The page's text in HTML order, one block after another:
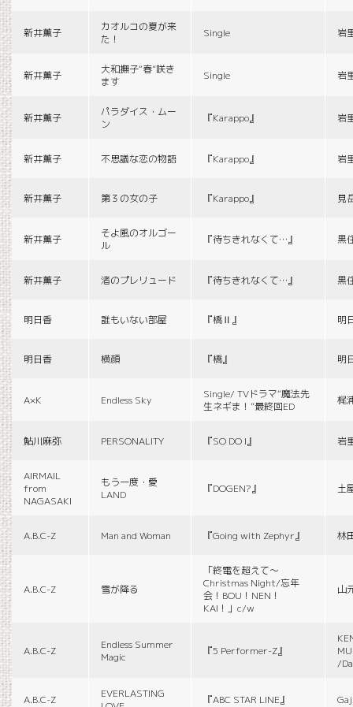
新井薫子
カオルコの夏が来
た！
Single 岩
新井薫子
大和撫子“春”咲き
ます
Single 岩
新井薫子
パラダイス・ムー
ン
『Karappo』 岩
新井薫子 不思議な恋の物語 『Karappo』 岩
新井薫子 第３の女の子 『Karappo』 見
新井薫子
そよ風のオルゴー
ル
『待ちきれなくて…』 黒
新井薫子 渚のプレリュード 『待ちきれなくて…』 黒
明日香 誰もいない部屋 『橋Ⅱ』 明
明日香 横顔 『橋』 明
A×K Endless Sky
Single/ TVドラマ“魔法先
生ネギま！”最終回ED
梶
鮎川麻弥 PERSONALITY 『SO DO I』 岩
AIRMAIL
from
NAGASAKI
もう一度・愛
LAND
『DOGEN?』 土
A.B.C-Z Man and Woman 『Going with Zephyr』 林
A.B.C-Z 雪が降る
「終電を超えて～
Christmas Night/忘年
会！BOU！NEN！
KAI！」c/w
山
A.B.C-Z
Endless Summer
Magic
『5 Performer-Z』
/
A.B.C-Z
EVERLASTING
『ABC STAR LINE』